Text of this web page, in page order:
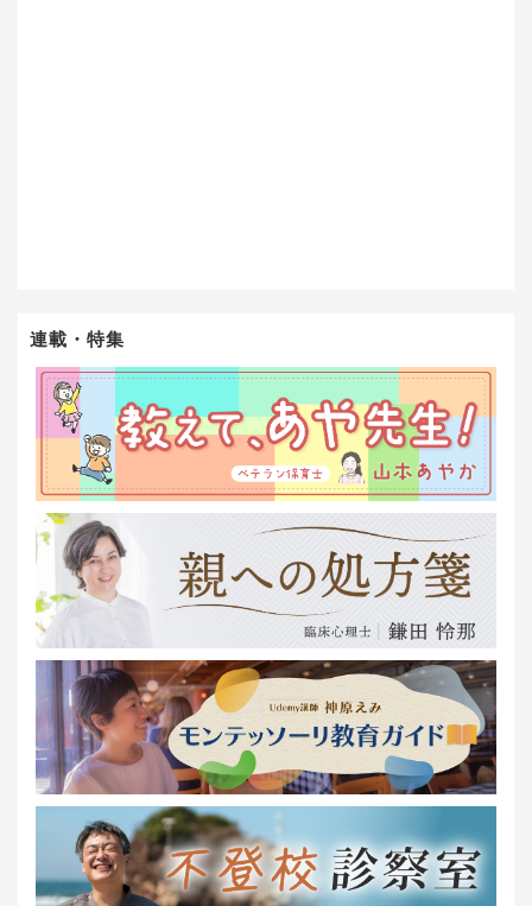
連載・特集